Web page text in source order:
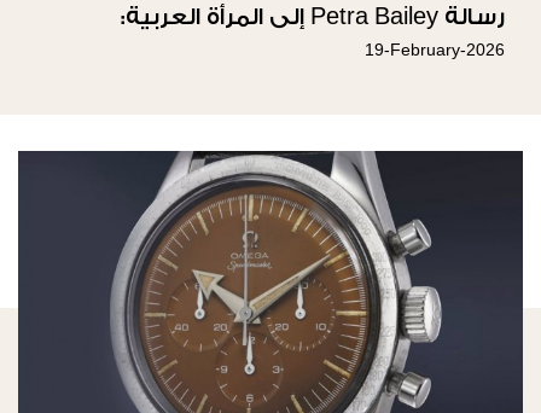
رسالة Petra Bailey إلى المرأة العربية:
19-February-2026